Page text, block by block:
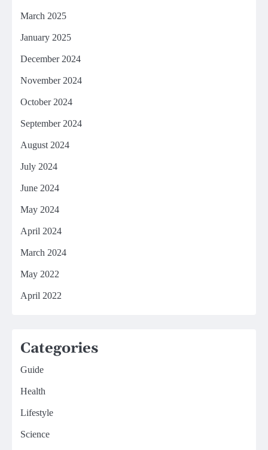
March 2025
January 2025
December 2024
November 2024
October 2024
September 2024
August 2024
July 2024
June 2024
May 2024
April 2024
March 2024
May 2022
April 2022
Categories
Guide
Health
Lifestyle
Science